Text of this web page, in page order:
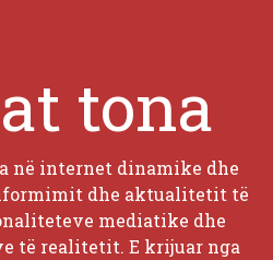
tona
në internet dinamike dhe
dhe aktualitetit të
mediatike dhe
të realitetit. E krijuar nga